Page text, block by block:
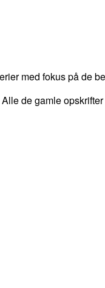
med fokus på de
de gamle